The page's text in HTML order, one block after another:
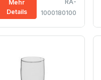
Mehr
Details
RA-
1000180100